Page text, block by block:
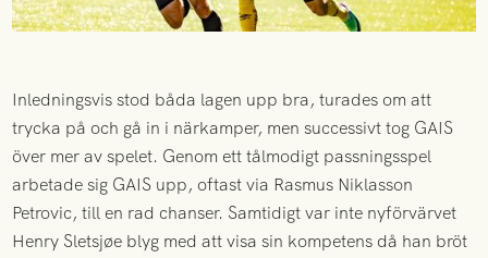
Inledningsvis stod båda lagen upp bra, turades om att
trycka på och gå in i närkamper, men successivt tog GAIS
över mer av spelet. Genom ett tålmodigt passningsspel
arbetade sig GAIS upp, oftast via Rasmus Niklasson
Petrovic, till en rad chanser. Samtidigt var inte nyförvärvet
Henry Sletsjøe blyg med att visa sin kompetens då han bröt